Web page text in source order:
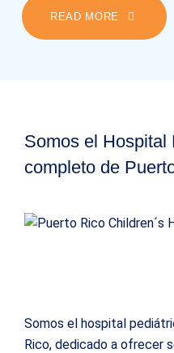
READ MORE SUNDAY
Somos el Hospital
completo de
Somos el hospital
Rico, dedicado a ofrecer